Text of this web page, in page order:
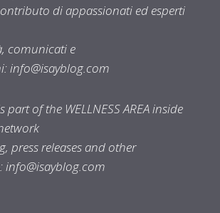
di appassionati ed esperti
comunicati e
info@isayblog.com
part of the WELLNESS AREA inside
press releases and other
info@isayblog.com